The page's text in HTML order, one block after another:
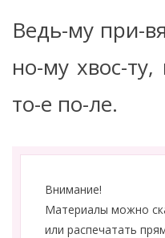
Ведь-му при-
но-му хвос-
то-е по-ле.
Внимание!
Материалы можно
или распечатать